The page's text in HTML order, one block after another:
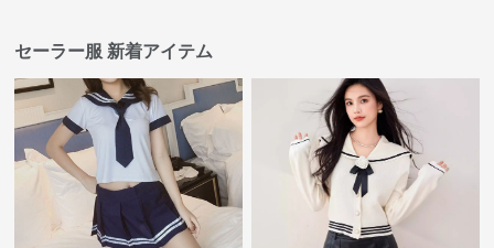
セーラー服 新着アイテム